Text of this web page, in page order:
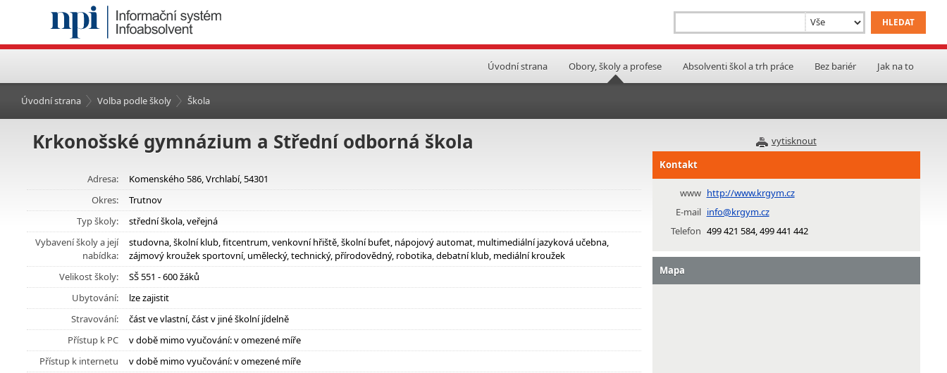
Úvodní strana Obory, školy a profese Absolventi škol a trh práce Bez bariér Jak na to
Úvodní strana Volba podle školy Škola
vytisknout
Krkonošské gymnázium a Střední odborná škola
Adresa:
Komenského 586, Vrchlabí, 54301
Okres:
Trutnov
Typ školy:
střední škola, veřejná
Vybavení školy a její
nabídka:
studovna, školní klub, fitcentrum, venkovní hřiště, školní bufet, nápojový automat, multimediální jazyková učebna,
zájmový kroužek sportovní, umělecký, technický, přírodovědný, robotika, debatní klub, mediální kroužek
Velikost školy:
SŠ 551 - 600 žáků
Ubytování:
lze zajistit
Stravování:
část ve vlastní, část v jiné školní jídelně
Přístup k PC
v době mimo vyučování: v omezené míře
Přístup k internetu
v době mimo vyučování: v omezené míře
Kontakt
www http://www.krgym.cz
E-mail info@krgym.cz
Telefon 499 421 584, 499 441 442
Mapa